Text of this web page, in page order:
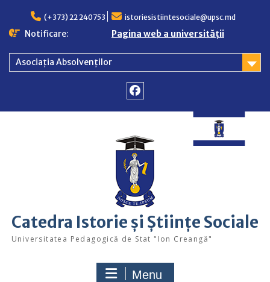
content
(+373) 22 240753 istoriesistiintesociale@upsc.md
Notificare: Pagina web a universității
Asociația Absolvenților
Catedra Istorie și Științe Sociale
Universitatea Pedagogică de Stat "Ion Creangă"
Menu